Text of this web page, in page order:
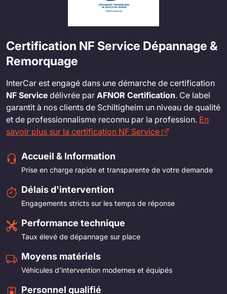
Certification NF Service Dépannage &
Remorquage
InterCar est engagé dans une démarche de certification
NF Service délivrée par AFNOR Certification. Ce label
garantit à nos clients de Schiltigheim un niveau de qualité
et de professionnalisme reconnu par la profession. En
savoir plus sur la certification NF Service
Accueil & Information
Prise en charge rapide et transparente de votre demande
Délais d'intervention
Engagements stricts sur les temps de réponse
Performance technique
Taux élevé de dépannage sur place
Moyens matériels
Véhicules d'intervention modernes et équipés
Personnel qualifié